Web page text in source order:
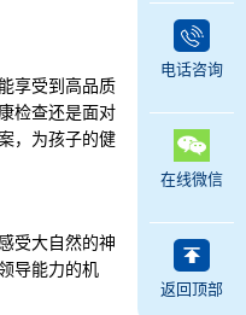
享受到高品质
检查还是面对
，为孩子的健
受大自然的神
导能力的机
电话咨询
在线微信
返回顶部